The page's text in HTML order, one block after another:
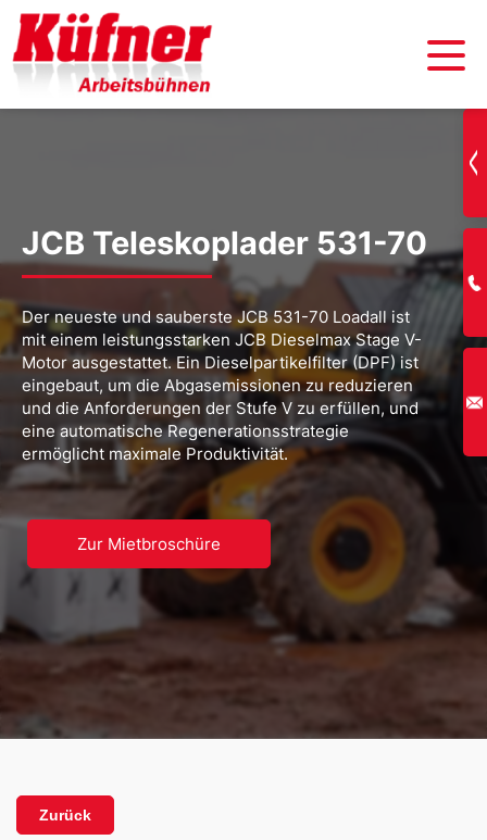
JCB Teleskoplader 531-70
Der neueste und sauberste JCB 531-70 Loadall ist
mit einem leistungsstarken JCB Dieselmax Stage V-
Motor ausgestattet. Ein Dieselpartikelfilter (DPF) ist
eingebaut, um die Abgasemissionen zu reduzieren
und die Anforderungen der Stufe V zu erfüllen, und
eine automatische Regenerationsstrategie
ermöglicht maximale Produktivität.
Zur Mietbroschüre
Zurück